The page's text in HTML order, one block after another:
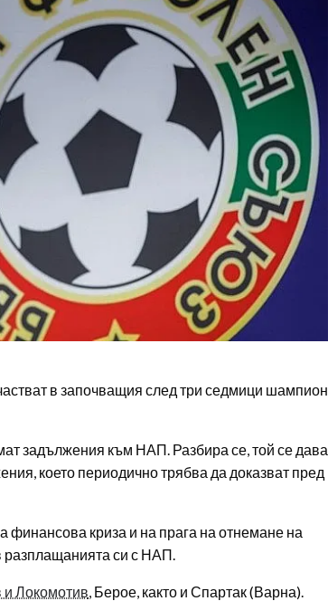
в започващия след три седмици шампион
задължения към НАП. Разбира се, той се дава
което периодично трябва да доказват пред
финансова криза и на прага на отнемане на
разплащанията си с НАП.
и Локомотив , Берое, както и Спартак (Варна).